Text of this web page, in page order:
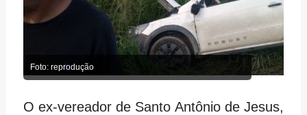
Foto: reprodução
O ex-vereador de Santo Antônio de Jesus,